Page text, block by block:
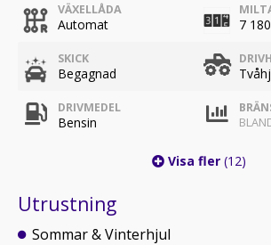
VÄXELLÅDA
Automat 7
SKICK
Begagnad
DRIVMEDEL
Bensin
Visa fler (12)
Utrustning
Sommar & Vinterhjul